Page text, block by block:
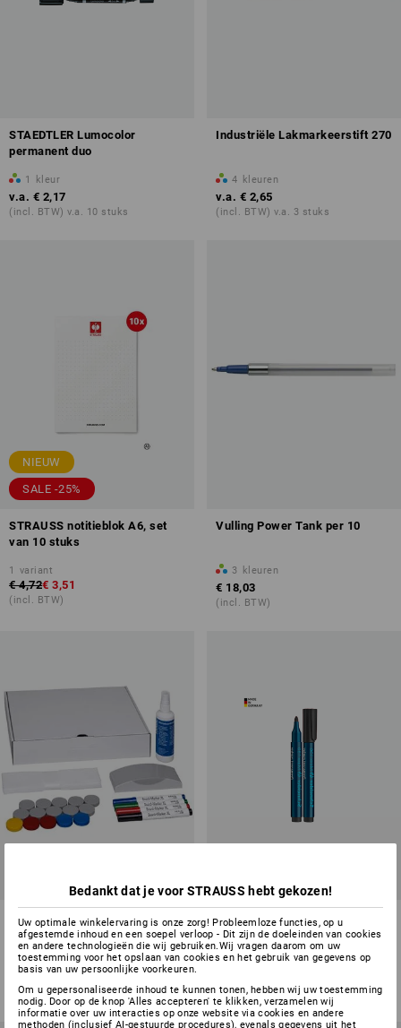
STAEDTLER Lumocolor
permanent duo
1 kleur
v.a. € 2,17
(incl. BTW) v.a. 10 stuks
Industriële Lakmarkeerstift 270
4 kleuren
v.a. € 2,65
(incl. BTW) v.a. 3 stuks
NIEUW
SALE -25%
STRAUSS notitieblok A6, set
van 10 stuks
1 variant
€ 4,72€ 3,51
(incl. BTW)
Vulling Power Tank per 10
3 kleuren
€ 18,03
(incl. BTW)
Whiteboardset
variant
v.a. € 25,16
(incl. BTW) v.a. 3 stuks
Schneider Permanentmarker
130, per 10
3 kleuren
(incl. BTW) v.a. 3 pakken
Bedankt dat je voor STRAUSS hebt gekozen!
Uw optimale winkelervaring is onze zorg! Probleemloze functies, op u
afgestemde inhoud en een soepel verloop - Dit zijn de doeleinden van cookies
en andere technologieën die wij gebruiken.Wij vragen daarom om uw
toestemming voor het opslaan van cookies en het gebruik van gegevens op
basis van uw persoonlijke voorkeuren.
Om u gepersonaliseerde inhoud te kunnen tonen, hebben wij uw toestemming
nodig. Door op de knop 'Alles accepteren' te klikken, verzamelen wij
informatie over uw interacties op onze website via cookies en andere
methoden (inclusief AI-gestuurde procedures), evenals gegevens uit het